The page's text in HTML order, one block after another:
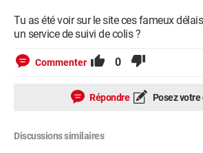
Tu as été voir sur le site ces fameux
un service de suivi de colis ?
Commenter 0
Répondre Posez
Discussions similaires